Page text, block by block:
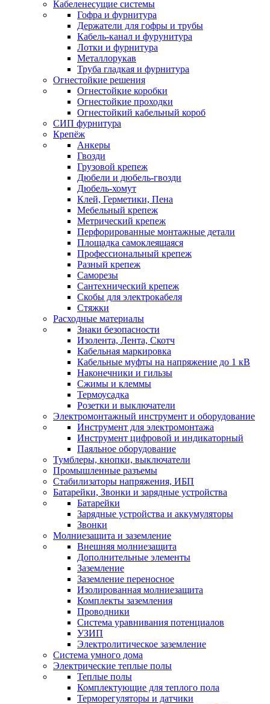
Кабеленесущие системы
Гофра и фурнитура
Держатели для гофры и трубы
Кабель-канал и фурунитура
Лотки и фурнитура
Металлорукав
Труба гладкая и фурнитура
Огнестойкие решения
Огнестойкие коробки
Огнестойкие проходки
Огнестойкий кабельный короб
СИП фурнитура
Крепёж
Анкеры
Гвозди
Грузовой крепеж
Дюбели и дюбель-гвозди
Дюбель-хомут
Клей, Герметики, Пена
Мебельный крепеж
Метрический крепеж
Перфорированные монтажные детали
Площадка самоклеящаяся
Профессиональный крепеж
Разный крепеж
Саморезы
Сантехнический крепеж
Скобы для электрокабеля
Стяжки
Расходные материалы
Знаки безопасности
Изолента, Лента, Скотч
Кабельная маркировка
Кабельные муфты на напряжение до 1 кВ
Наконечники и гильзы
Сжимы и клеммы
Термоусадка
Розетки и выключатели
Электромонтажный инструмент и оборудование
Инструмент для электромонтажа
Инструмент цифровой и индикаторный
Паяльное оборудование
Тумблеры, кнопки, выключатели
Промышленные разъемы
Стабилизаторы напряжения, ИБП
Батарейки, Звонки и зарядные устройства
Батарейки
Зарядные устройства и аккумуляторы
Звонки
Молниезащита и заземление
Внешняя молниезащита
Дополнительные элементы
Заземление
Заземление переносное
Изолированная молниезащита
Комплекты заземления
Проводники
Система уравнивания потенциалов
УЗИП
Электролитическое заземление
Система умного дома
Электрические теплые полы
Теплые полы
Комплектующие для теплого пола
Терморегуляторы и датчики